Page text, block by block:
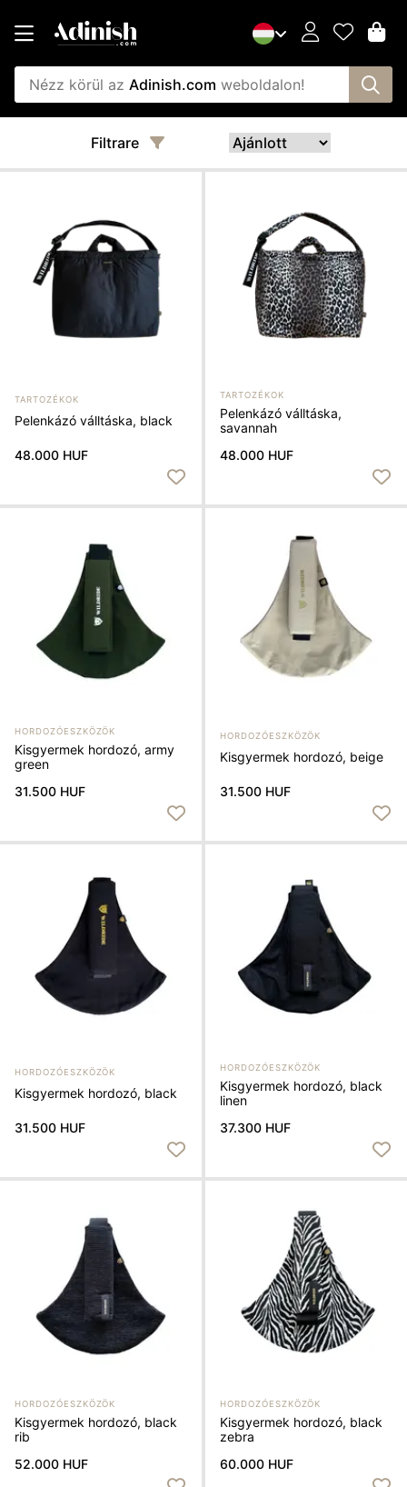
Nézz körül az Adinish.com weboldalon!
Filtrare
TARTOZÉKOK
Pelenkázó válltáska, black
48.000 HUF
TARTOZÉKOK
Pelenkázó válltáska,
savannah
48.000 HUF
HORDOZÓESZKÖZÖK
Kisgyermek hordozó, army
green
31.500 HUF
HORDOZÓESZKÖZÖK
Kisgyermek hordozó, beige
31.500 HUF
HORDOZÓESZKÖZÖK
Kisgyermek hordozó, black
31.500 HUF
HORDOZÓESZKÖZÖK
Kisgyermek hordozó, black
linen
37.300 HUF
HORDOZÓESZKÖZÖK
Kisgyermek hordozó, black
rib
52.000 HUF
HORDOZÓESZKÖZÖK
Kisgyermek hordozó, black
zebra
60.000 HUF